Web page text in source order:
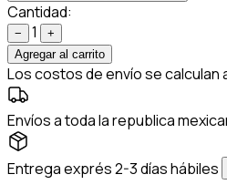
Cantidad:
− 1
+
Agregar al carrito
Los costos de envío se calculan
Envíos a toda la republica
Entrega exprés 2-3 días hábiles